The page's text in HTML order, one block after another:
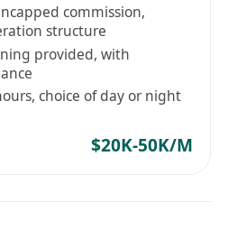
commission,
structure
provided, with
choice of day or night
$20K-50K/M